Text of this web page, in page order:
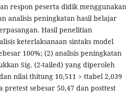
respon peserta didik menggunakan
analisis peningkatan hasil belajar
Hasil penelitian
keterlaksanaan sintaks model
100%; (2) analisis peningkatan
Sig. (2-tailed) yang diperoleh
nilai thitung 10,511 > ttabel 2,039
sebesar 50,47 dan posttest